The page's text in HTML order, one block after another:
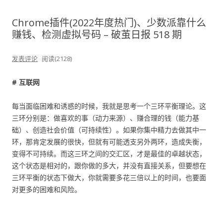
Chrome插件(2022年度热门)、少数派靠什么
赚钱、检测虚拟号码 – 破茧日报 518 期
发表评论 阅读(2128)
# 互联网
每当面临困难和诱惑的时候，我就是思考一个三环平衡理论。这
三环分别是：做喜欢的事（动力来源）、赚合理的钱（能力基
础）、创造社会价值（可持续性）。如果你集中精力去做其中一
环，那肯定发展的很快，但就有可能透支另外两环，造成失衡，
变得不可持续。而这三环之间的交汇区，才是最佳的卓越状态，
这个状态是相对的，跟你做的多大，并没有直接关系，但要想在
三环平衡的状态下做大，你就需要多花三倍以上的时间，也要面
对更多的困难和风险。